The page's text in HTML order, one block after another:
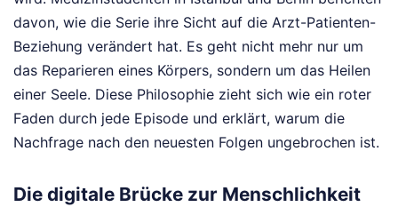
davon, wie die Serie ihre Sicht auf die Arzt-Patienten-
Beziehung verändert hat. Es geht nicht mehr nur um
das Reparieren eines Körpers, sondern um das Heilen
einer Seele. Diese Philosophie zieht sich wie ein roter
Faden durch jede Episode und erklärt, warum die
Nachfrage nach den neuesten Folgen ungebrochen ist.
Die digitale Brücke zur Menschlichkeit